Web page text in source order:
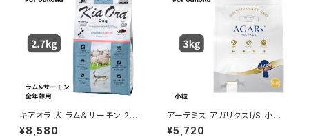
キアオラ 犬 ラム＆サーモン 2.7
kg
¥8,580
アーテミス アガリクスI/S 小粒
3kg 8133690054908
¥5,720